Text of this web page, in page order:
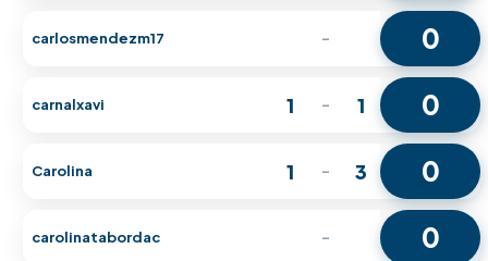
carlosmendezm17 - 0
carnalxavi 1 - 1 0
Carolina 1 - 3 0
carolinatabordac - 0